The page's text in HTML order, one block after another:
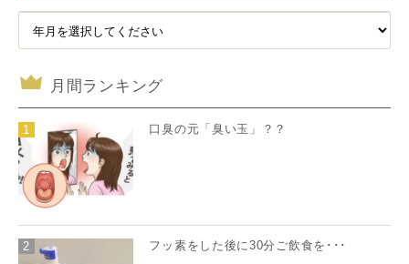
月間ランキング
1 口臭の元「臭い玉」？？
2 フッ素をした後に30分ご飲食を･･･